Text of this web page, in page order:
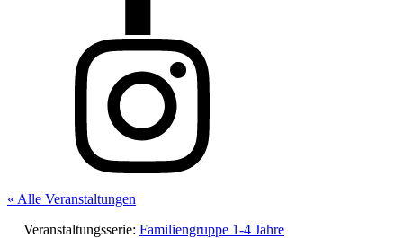
« Alle Veranstaltungen
Veranstaltungsserie: Familiengruppe 1-4 Jahre